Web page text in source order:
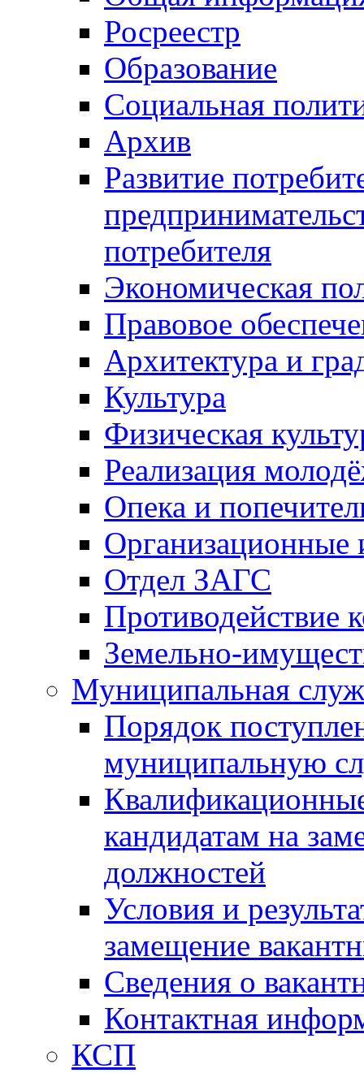
Росреестр
Образование
Социальная
Архив
Развитие
потребителя
Экономическая
Правовое
Архитектура и
Культура
Физическая
Реализация
Опека и
Отдел ЗАГС
Противодействие
Земельно-
Муниципальная
Порядок
муниципальную
кандидатам на
должностей
Условия и
замещение
Сведения о
Контактная
КСП